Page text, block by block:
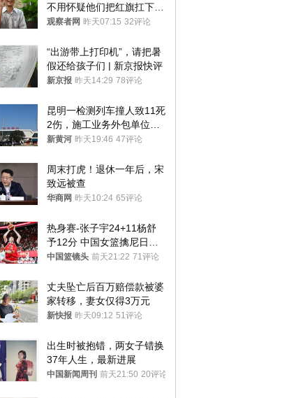
不用怀疑他们把红旗扛下去
的决心
观察者网 昨天07:15 32评论
“出游带上打印机”，请把暑
假还给孩子们 | 新京报快评
新京报 昨天14:29 78评论
昆明一检测列车撞人致11死
2伤，施工业务外包单位被
罚1.5万元，国铁昆明局被
新黄河 昨天19:46 47评论
周末打虎！退休一年后，宋
致远被查
华商网 昨天10:24 65评论
热身赛-张子宇24+11杨舒
予12分 中国女篮擒尼日利
亚
中国篮镜头 前天21:22 71评论
丈夫坠亡后百万赔偿款被婆
家转移，妻女仅得3万元
新快报 昨天09:12 51评论
出生时被抱错，两女子错换
37年人生，最新进展
中国新闻周刊 前天21:50 20评论